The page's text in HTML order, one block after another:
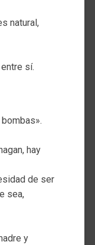
natural,
sí.
hay
de ser
sea,
y